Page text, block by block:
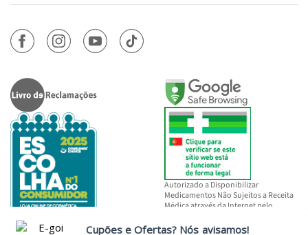
Autorizado a Disponibilizar
Medicamentos Não Sujeitos a Receita
Médica através da Internet pelo